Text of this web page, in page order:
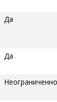
Да
Да
Неограниченно